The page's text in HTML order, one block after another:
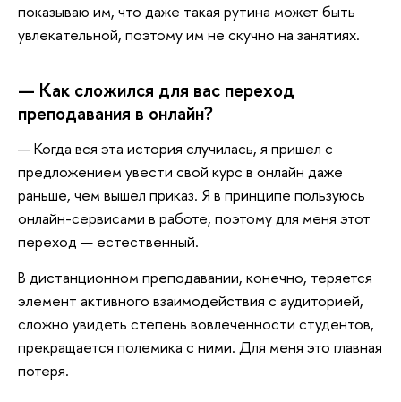
показываю им, что даже такая рутина может быть
увлекательной, поэтому им не скучно на занятиях.
— Как сложился для вас переход
преподавания в онлайн?
— Когда вся эта история случилась, я пришел с
предложением увести свой курс в онлайн даже
раньше, чем вышел приказ. Я в принципе пользуюсь
онлайн-сервисами в работе, поэтому для меня этот
переход — естественный.
В дистанционном преподавании, конечно, теряется
элемент активного взаимодействия с аудиторией,
сложно увидеть степень вовлеченности студентов,
прекращается полемика с ними. Для меня это главная
потеря.